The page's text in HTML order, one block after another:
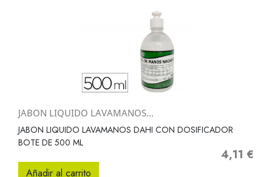
JABON LIQUIDO LAVAMANOS...
JABON LIQUIDO LAVAMANOS DAHI CON DOSIFICADOR
BOTE DE 500 ML
Precio
4,11 €
Añadir al carrito